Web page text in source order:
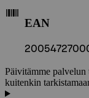
EAN
Päivitämme palvelun
kuitenkin